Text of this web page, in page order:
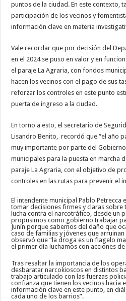
puntos de la ciudad. En este contexto,
participación de los vecinos y
información clave en materia
Vale recordar que por decisión del
en el 2024 se puso en valor y en
el paraje La Agraria, con fondos
hacen los vecinos con el pago de sus
reforzar los controles en este punto
puerta de ingreso a la ciudad.
En torno a esto, el secretario de
Lisandro Benito, recordó que “el año
muy importante por parte del
municipales para la puesta en marcha
paraje La Agraria, con el objetivo de
controles en las rutas para prevenir el
El intendente municipal Pablo Petrecca
tomar decisiones firmes y claras sobre
lucha contra el narcotráfico, desde un
propusimos como gobierno trabajar
Junín porque sabemos del daño que
caso de familias y jóvenes que
observó que “la droga es un flagelo
el primer día luchamos con acciones
Tras resaltar la importancia de los
desbaratar narcokioscos en distintos
trabajo articulado con las fuerzas
confianza que tienen los vecinos hacia
información clave en este punto, en
cada uno de los barrios”.